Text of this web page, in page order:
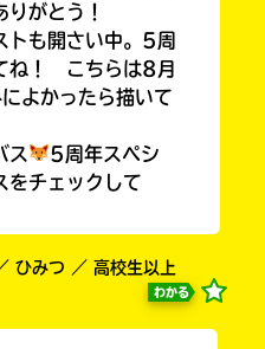
がとう！
トも開さい中。5周
ね！ こちらは8月
よかったら描いて
ス
5周年スペシ
をチェックして
ひみつ ／ 高校生以上
わかる